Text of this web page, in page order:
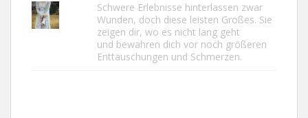
Schwere Erlebnisse hinterlassen zwar
Wunden, doch diese leisten Großes. Sie
zeigen dir, wo es nicht lang geht
und bewahren dich vor noch größeren
Enttäuschungen und Schmerzen.